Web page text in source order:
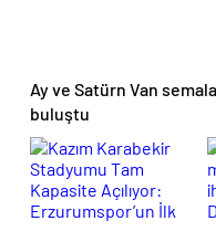
Ay ve Satürn Van
buluştu